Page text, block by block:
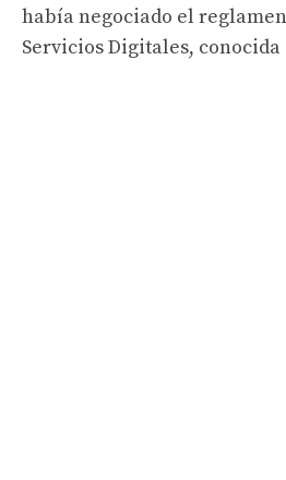
había negociado el
Servicios Digitales, conocida